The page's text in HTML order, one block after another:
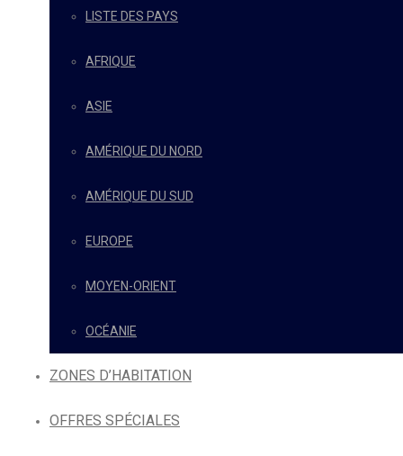
LISTE DES PAYS
AFRIQUE
ASIE
AMÉRIQUE DU NORD
AMÉRIQUE DU SUD
EUROPE
MOYEN-ORIENT
OCÉANIE
ZONES D’HABITATION
OFFRES SPÉCIALES